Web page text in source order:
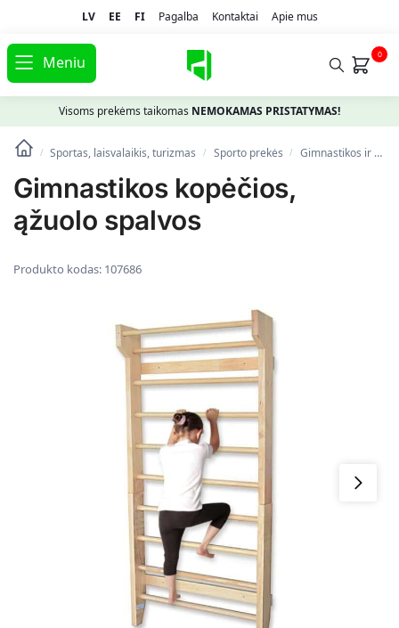
LV EE FI Pagalba Kontaktai Apie mus
Meniu 0
Visoms prekėms taikomas NEMOKAMAS PRISTATYMAS!
/ Sportas, laisvalaikis, turizmas / Spоrto prekės / Gimnastikos ir fitneso prekės
Gimnastikos kopėčios,
ąžuolo spalvos
Produkto kodas: 107686